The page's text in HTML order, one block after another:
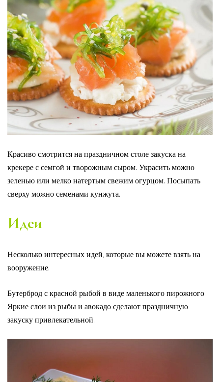
Красиво смотрится на праздничном столе закуска на
крекере с семгой и творожным сыром. Украсить можно
зеленью или мелко натертым свежим огурцом. Посыпать
сверху можно семенами кунжута.
Идеи
Несколько интересных идей, которые вы можете взять на
вооружение.
Бутерброд с красной рыбой в виде маленького пирожного.
Яркие слои из рыбы и авокадо сделают праздничную
закуску привлекательной.